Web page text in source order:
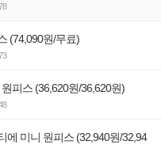
(74,090원/무료)
피스 (36,620원/36,620원)
에 미니 원피스 (32,940원/32,94